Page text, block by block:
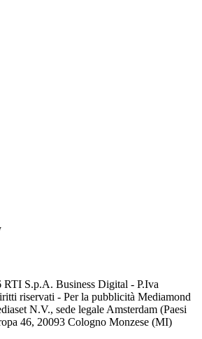
RTI S.p.A. Business Digital - P.Iva
riservati - Per la pubblicità Mediamond
N.V., sede legale Amsterdam (Paesi
46, 20093 Cologno Monzese (MI)